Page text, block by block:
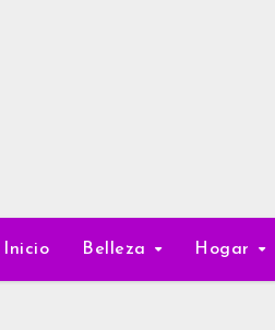
Inicio Belleza Hogar